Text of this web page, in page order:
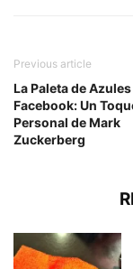
Previous article
La Paleta de
Facebook: Un
Personal de Mark
Zuckerberg